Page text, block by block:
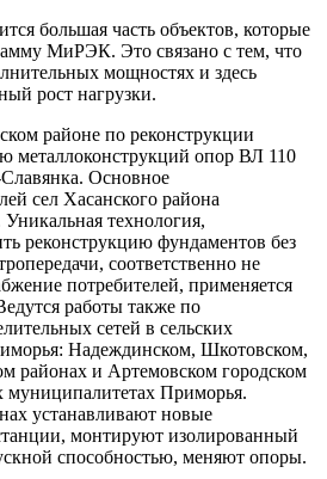
большая часть объектов, которые
МиРЭК. Это связано с тем, что
мощностях и здесь
рост нагрузки.
районе по реконструкции
металлоконструкций опор ВЛ 110
Основное
сел Хасанского района
технология,
реконструкцию фундаментов без
соответственно не
потребителей, применяется
работы также по
сетей в сельских
Надеждинском, Шкотовском,
районах и Артемовском городском
муниципалитетах Приморья.
устанавливают новые
монтируют изолированный
способностью, меняют опоры.